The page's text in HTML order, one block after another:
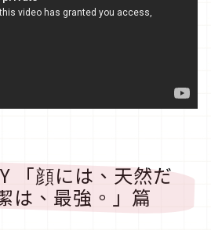
「顔には、天然だ
は、最強。」篇